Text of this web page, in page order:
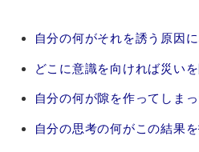
自分の何がそれを誘う原因
どこに意識を向ければ災い
自分の何が隙を作ってしま
自分の思考の何がこの結果